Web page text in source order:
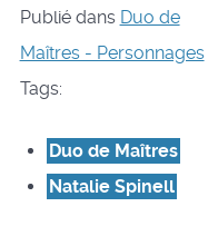
Publié dans Duo de
Maîtres - Personnages
Tags:
Duo de Maîtres
Natalie Spinell